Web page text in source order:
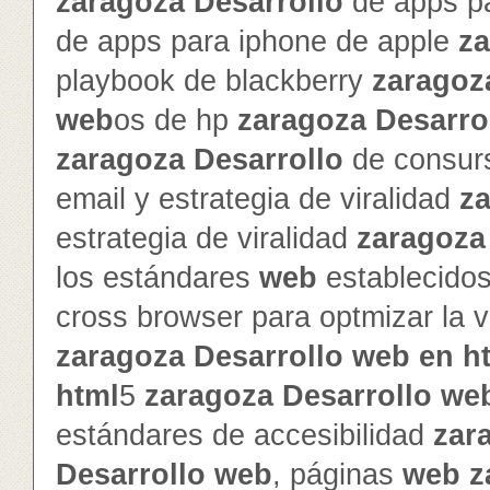
de apps para iphone de apple
playbook de blackberry
webos de hp zaragoza
zaragoza Desarrollo de
email y estrategia de viralidad
estrategia de viralidad zaragoza
los estándares web
cross browser para optmizar la
zaragoza Desarrollo web en
html 5 zaragoza Desarrollo
estándares de accesibilidad
Desarrollo web, páginas web